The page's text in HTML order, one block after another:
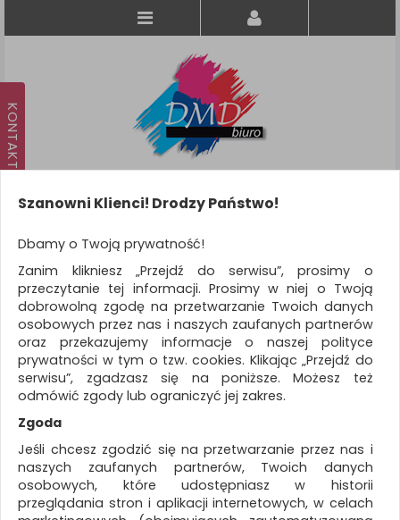
KATEGORIE
WSZYSTKIE KATEGORIE
FILTRY
REKLAMA
AKTUALNOŚCI
Drobne akcesoria biurowe Dziurkacze
Szanowni Klienci! Drodzy Państwo!
Dbamy o Twoją prywatność!
Zanim klikniesz „Przejdź do serwisu”, prosimy o
przeczytanie tej informacji. Prosimy w niej o Twoją
dobrowolną zgodę na przetwarzanie Twoich danych
osobowych przez nas i naszych zaufanych partnerów
oraz przekazujemy informacje o naszej polityce
prywatności w tym o tzw. cookies. Klikając „Przejdź do
serwisu”, zgadzasz się na poniższe. Możesz też
odmówić zgody lub ograniczyć jej zakres.
Zgoda
Jeśli chcesz zgodzić się na przetwarzanie przez nas i
naszych zaufanych partnerów, Twoich danych
osobowych, które udostępniasz w historii
przeglądania stron i aplikacji internetowych, w celach